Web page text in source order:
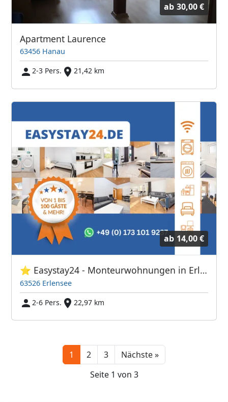
ab 30,00 €
Apartment Laurence
63456 Hanau
2-3 Pers.
21,42 km
ab 14,00 €
⭐ Easystay24 - Monteurwohnungen in Erlensee - 17+ Unterkünfte
63526 Erlensee
2-6 Pers.
22,97 km
1 2 3 Nächste »Next
Seite 1 von 3